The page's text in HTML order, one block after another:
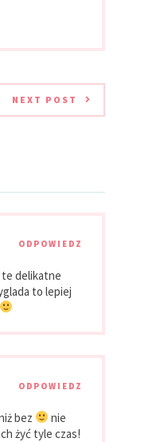
NEXT POST
ODPOWIEDZ
te delikatne
to lepiej
ODPOWIEDZ
bez
nie
żyć tyle czas!